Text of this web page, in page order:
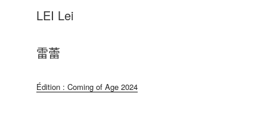
LEI Lei
雷蕾
Édition : Coming of Age 2024